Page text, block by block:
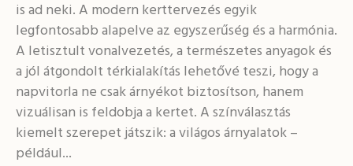
is ad neki. A modern kerttervezés egyik
legfontosabb alapelve az egyszerűség és a harmónia.
A letisztult vonalvezetés, a természetes anyagok és
a jól átgondolt térkialakítás lehetővé teszi, hogy a
napvitorla ne csak árnyékot biztosítson, hanem
vizuálisan is feldobja a kertet. A színválasztás
kiemelt szerepet játszik: a világos árnyalatok –
például...